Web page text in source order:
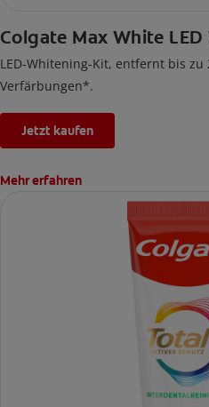
Colgate Max White
LED-Whitening-Kit, entfernt bis zu
Verfärbungen*.
Jetzt kaufen
Mehr erfahren